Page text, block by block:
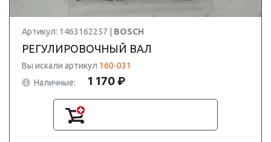
Артикул: 1463162257 | BOSCH
РЕГУЛИРОВОЧНЫЙ ВАЛ
Вы искали артикул 160-031
Наличные:
1 170 ₽